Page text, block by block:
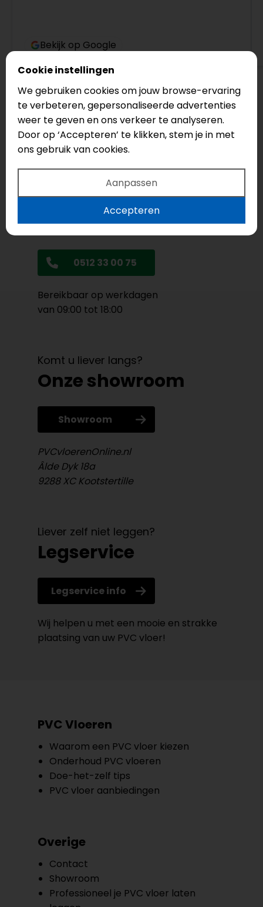
Bekijk op Google
Cookie instellingen
We gebruiken cookies om jouw browse-ervaring
te verbeteren, gepersonaliseerde advertenties
weer te geven en ons verkeer te analyseren.
Door op ‘Accepteren’ te klikken, stem je in met
ons gebruik van cookies.
Aanpassen
Accepteren
Uw droomvloer?
Laat ons helpen!
0512 33 00 75
Bereikbaar op werkdagen
van 09:00 tot 18:00
Komt u liever langs?
Onze showroom
Showroom
PVCvloerenOnline.nl
Âlde Dyk 18a
9288 XC Kootstertille
Liever zelf niet leggen?
Legservice
Legservice info
Wij helpen u met een mooie en strakke
plaatsing van uw PVC vloer!
PVC Vloeren
Waarom een PVC vloer kiezen
Onderhoud PVC vloeren
Doe-het-zelf tips
PVC vloer aanbiedingen
Overige
Contact
Showroom
Professioneel je PVC vloer laten